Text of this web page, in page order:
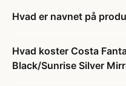
Hvad er navnet på
Hvad koster Costa
Black/Sunrise Silver